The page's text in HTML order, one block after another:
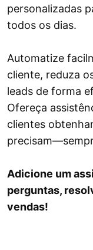
personalizadas
todos os dias.
Automatize
cliente, reduza
leads de forma
Ofereça
clientes
Adicione um
perguntas,
vendas!